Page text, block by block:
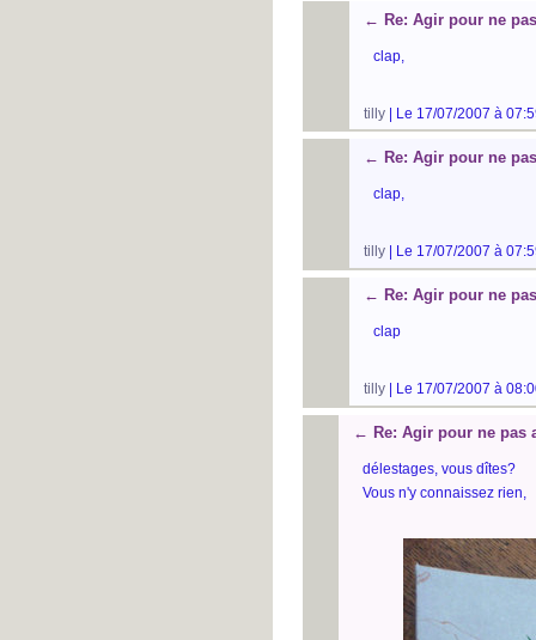
← Re: Agir pour ne
clap,
tilly | Le 17/07/2007 à
← Re: Agir pour ne
clap,
tilly | Le 17/07/2007 à
← Re: Agir pour ne
clap
tilly | Le 17/07/2007 à
← Re: Agir pour ne pas
délestages, vous dîtes?
Vous n'y connaissez rien,